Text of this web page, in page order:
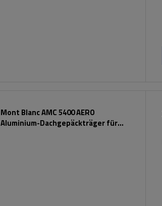
Mont Blanc AMC 5400 AERO
Aluminium-Dachgepäckträger für